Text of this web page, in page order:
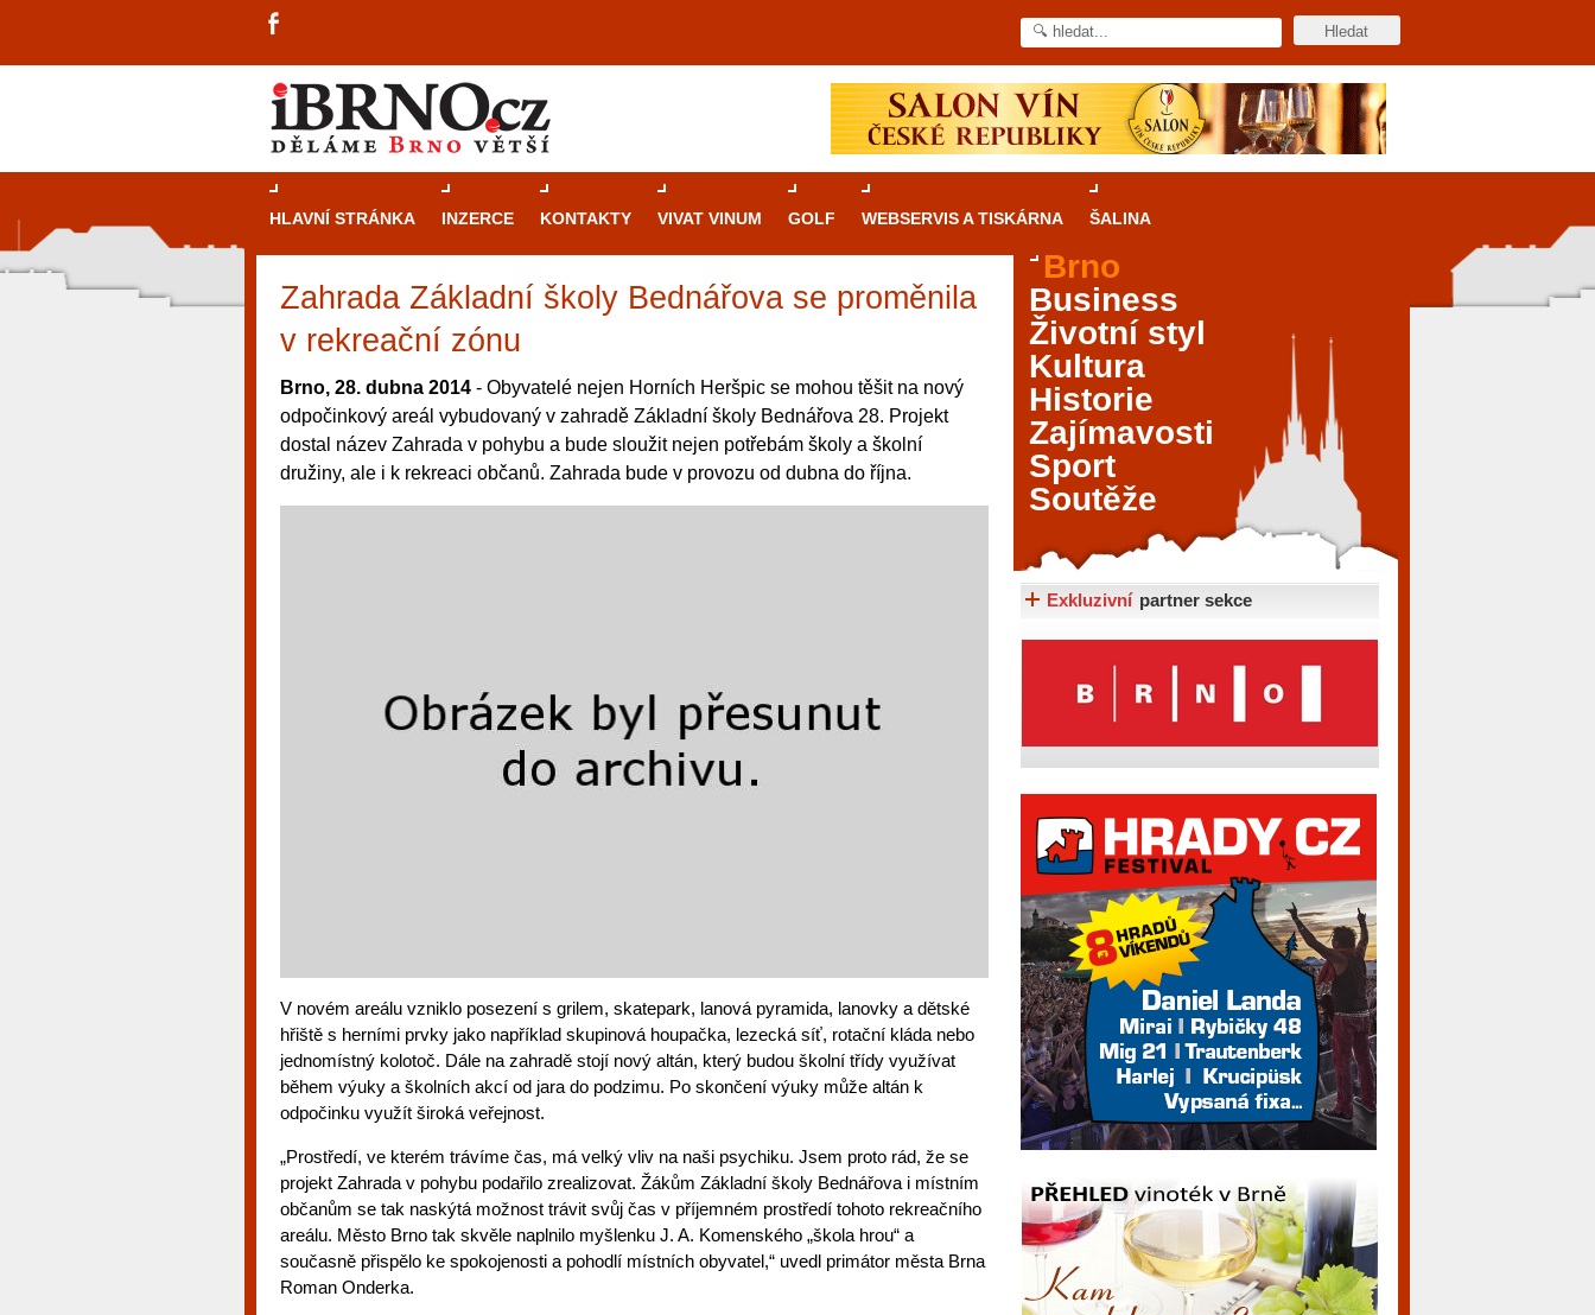
HLAVNÍ STRÁNKA INZERCE KONTAKTY VIVAT VINUM GOLF WEBSERVIS A TISKÁRNA ŠALINA
Zahrada Základní školy Bednářova se proměnila
v rekreační zónu
Brno, 28. dubna 2014 - Obyvatelé nejen Horních Heršpic se mohou těšit na nový
odpočinkový areál vybudovaný v zahradě Základní školy Bednářova 28. Projekt
dostal název Zahrada v pohybu a bude sloužit nejen potřebám školy a školní
družiny, ale i k rekreaci občanů. Zahrada bude v provozu od dubna do října.
V novém areálu vzniklo posezení s grilem, skatepark, lanová pyramida, lanovky a dětské
hřiště s herními prvky jako například skupinová houpačka, lezecká síť, rotační kláda nebo
jednomístný kolotoč. Dále na zahradě stojí nový altán, který budou školní třídy využívat
během výuky a školních akcí od jara do podzimu. Po skončení výuky může altán k
odpočinku využít široká veřejnost.
„Prostředí, ve kterém trávíme čas, má velký vliv na naši psychiku. Jsem proto rád, že se
projekt Zahrada v pohybu podařilo zrealizovat. Žákům Základní školy Bednářova i místním
občanům se tak naskýtá možnost trávit svůj čas v příjemném prostředí tohoto rekreačního
areálu. Město Brno tak skvěle naplnilo myšlenku J. A. Komenského „škola hrou“ a
současně přispělo ke spokojenosti a pohodlí místních obyvatel,“ uvedl primátor města Brna
Roman Onderka.
Průvodce kasinovými hrami v Brně: Od
Brno je městem známým pro zajímavé památky, skvělé
restaurace, divadla a univerzity. Mimo jiné je ale také
místem, kde si můžete legálně a bezpečně vyzkoušet
různé kasinové hry. V neustále kvetoucí moravské
metropoli naleznete širokou nabídku her od klasické
Brno
Business
Životní styl
Kultura
Historie
Zajímavosti
Sport
Soutěže
Exkluzivní partner sekce